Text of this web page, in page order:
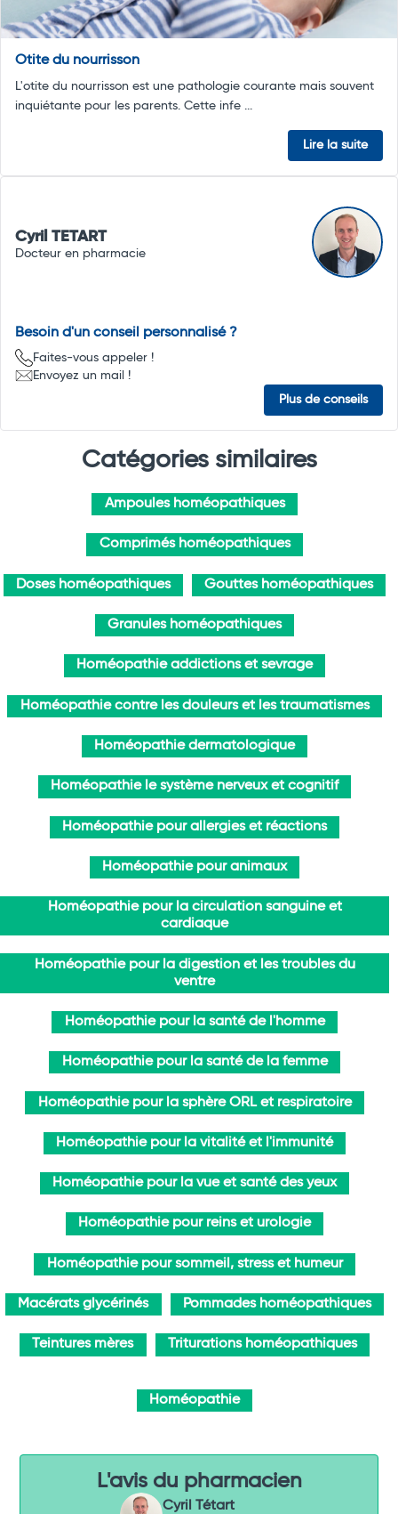
Otite du nourrisson
L'otite du nourrisson est une pathologie courante mais souvent
inquiétante pour les parents. Cette infe ...
Lire la suite
Cyril TETART
Docteur en pharmacie
Besoin d'un conseil personnalisé ?
Faites-vous appeler !
Envoyez un mail !
Plus de conseils
Catégories similaires
Ampoules homéopathiques
Comprimés homéopathiques
Doses homéopathiques Gouttes homéopathiques
Granules homéopathiques
Homéopathie addictions et sevrage
Homéopathie contre les douleurs et les traumatismes
Homéopathie dermatologique
Homéopathie le système nerveux et cognitif
Homéopathie pour allergies et réactions
Homéopathie pour animaux
Homéopathie pour la circulation sanguine et
cardiaque
Homéopathie pour la digestion et les troubles du
ventre
Homéopathie pour la santé de l'homme
Homéopathie pour la santé de la femme
Homéopathie pour la sphère ORL et respiratoire
Homéopathie pour la vitalité et l'immunité
Homéopathie pour la vue et santé des yeux
Homéopathie pour reins et urologie
Homéopathie pour sommeil, stress et humeur
Macérats glycérinés Pommades homéopathiques
Teintures mères Triturations homéopathiques
Homéopathie
L'avis du pharmacien
Cyril Tétart